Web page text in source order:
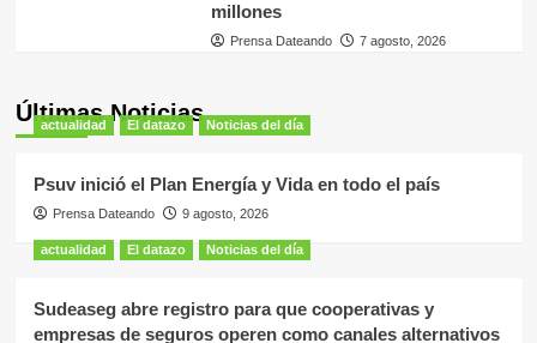
millones
Prensa Dateando 7 agosto, 2026
Últimas Noticias
actualidad El datazo Noticias del día
Psuv inició el Plan Energía y Vida en todo el país
Prensa Dateando 9 agosto, 2026
actualidad El datazo Noticias del día
Sudeaseg abre registro para que cooperativas y
empresas de seguros operen como canales alternativos